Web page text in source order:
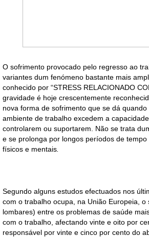
O sofrimento provocado pelo regresso ao
variantes dum fenómeno bastante mais
conhecido por “STRESS RELACIONADO
gravidade é hoje crescentemente
nova forma de sofrimento que se dá
ambiente de trabalho excedem a
controlarem ou suportarem. Não se trata
e se prolonga por longos períodos de
físicos e mentais
Segundo alguns estudos efectuados nos
com o trabalho ocupa, na União Europeia,
lombares) entre os problemas de saúde
com o trabalho, afectando vinte e oito por
responsável por vinte e cinco por cento do